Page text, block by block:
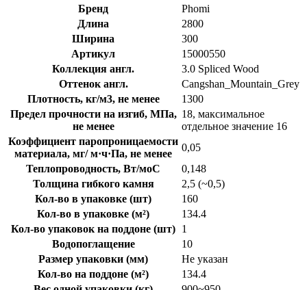
Бренд
Phomi
Длина
2800
Ширина
300
Артикул
15000550
Коллекция англ.
3.0 Spliced Wood
Оттенок англ.
Cangshan_Mountain_Grey
Плотность, кг/м3, не менее
1300
Предел прочности на изгиб, МПа,
не менее
18, максимальное
отдельное значение 16
Коэффициент паропроницаемости
материала, мг/ м·ч·Па, не менее
0,05
Теплопроводность, Вт/моС
0,148
Толщина гибкого камня
2,5 (~0,5)
Кол-во в упаковке (шт)
160
Кол-во в упаковке (м²)
134.4
Кол-во упаковок на поддоне (шт) 1
Водопоглащение
10
Размер упаковки (мм)
Не указан
Кол-во на поддоне (м²)
134.4